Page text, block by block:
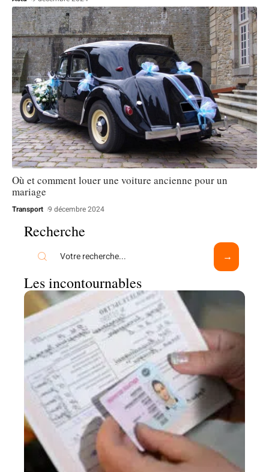
Où et comment louer une voiture ancienne pour un
mariage
Transport 9 décembre 2024
Recherche
Les incontournables